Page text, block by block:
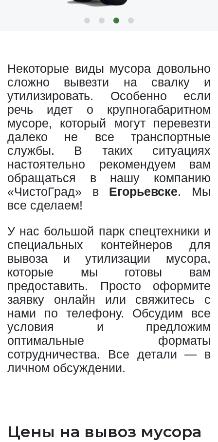
Некоторые виды мусора довольно
сложно вывезти на свалку и
утилизировать. Особенно если
речь идет о крупногабаритном
мусоре, который могут перевезти
далеко не все транспортные
службы. В таких ситуациях
настоятельно рекомендуем вам
обращаться в нашу компанию
«ЧистоГрад» в Егорьевске. Мы
все сделаем!
У нас большой парк спецтехники и
специальных контейнеров для
вывоза и утилизации мусора,
которые мы готовы вам
предоставить. Просто оформите
заявку онлайн или свяжитесь с
нами по телефону. Обсудим все
условия и предложим
оптимальные форматы
сотрудничества. Все детали — в
личном обсуждении.
Цены на вывоз мусора